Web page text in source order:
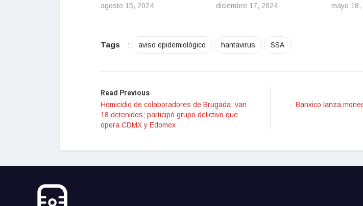
agosto 15, 2024
diciembre 17, 2024
mayo 18,
Tags : aviso epidemiológico hantavirus SSA
Read Previous
Homicidio de colaboradores de Brugada: van
18 detenidos; participó grupo delictivo que
opera CDMX y Edomex
Banxico lanza